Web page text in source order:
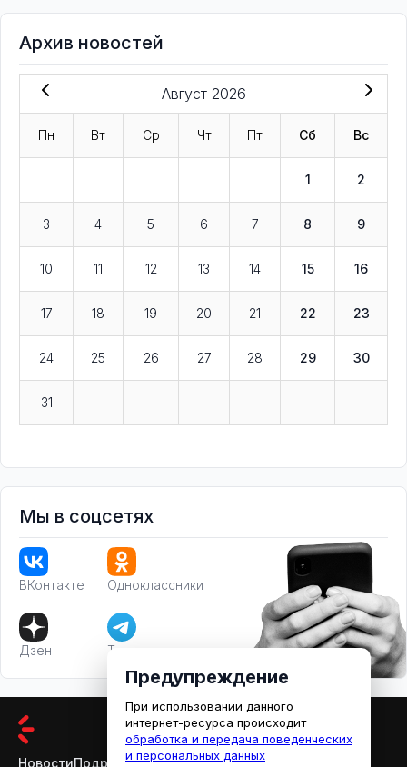
Архив новостей
Август 2026
Пн Вт Ср Чт Пт Сб Вс
1 2
3 4 5 6 7 8 9
10 11 12 13 14 15 16
17 18 19 20 21 22 23
24 25 26 27 28 29 30
31
Мы в соцсетях
ВКонтакте Одноклассники
Дзен Телеграм
НовостиПодробностиАфишаКино
Предупреждение
При использовании данного
интернет-ресурса происходит
обработка и передача поведенческих
и персональных данных